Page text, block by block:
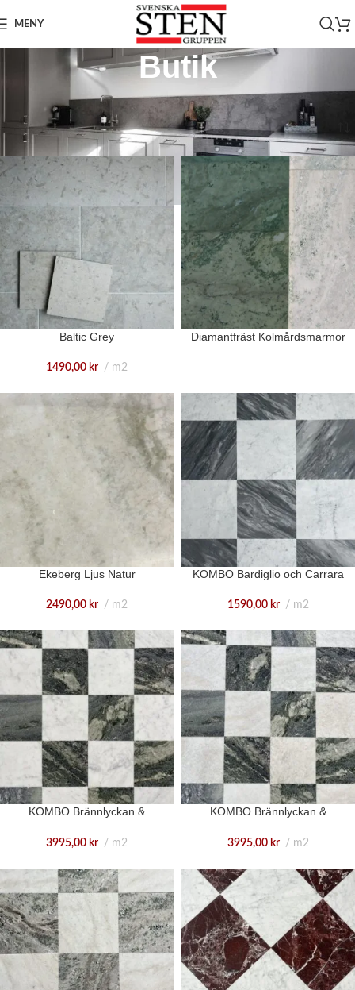
MENY
Butik
Visar 1–12 av 294 resultat
Baltic Grey
1490,00 kr m2
Diamantfräst Kolmårdsmarmor
Ekeberg Ljus Natur
2490,00 kr m2
KOMBO Bardiglio och Carrara
1590,00 kr m2
KOMBO Brännlyckan &
3995,00 kr m2
KOMBO Brännlyckan &
3995,00 kr m2